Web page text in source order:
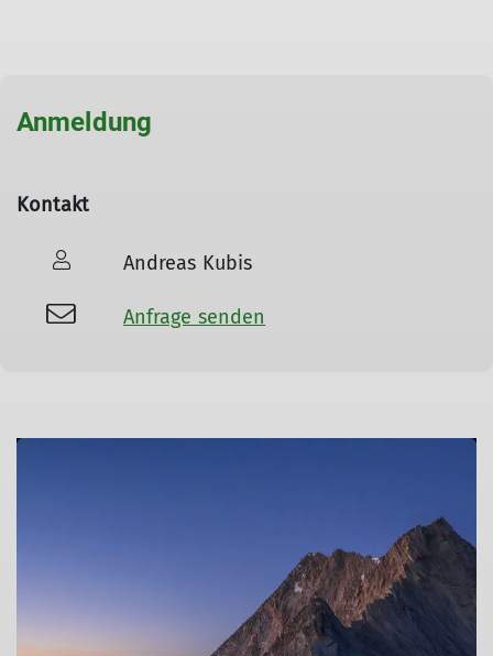
Anmeldung
Kontakt
Andreas Kubis
Anfrage senden